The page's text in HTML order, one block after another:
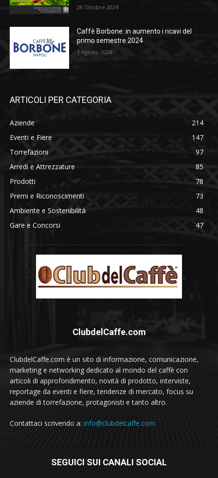
28 Ottobre 2024
Caffè Borbone: in aumento i ricavi del
primo semestre 2024
1 Agosto 2024
ARTICOLI PER CATEGORIA
Aziende
214
Eventi e Fiere
147
Torrefazioni
97
Arredi e Attrezzature
85
Prodotti
78
Premi e Riconoscimenti
73
Ambiente e Sostenibilità
48
Gare e Concorsi
47
ClubdelCaffe.com
ClubdelCaffe.com è un sito di informazione, comunicazione,
marketing e networking dedicato al mondo del caffè con
articoli di approfondimento, novità di prodotto, interviste,
reportage da eventi e fiere, tendenze di mercato, focus su
aziende di torrefazione, protagonisti e tanto altro.
Contattaci scrivendo a: info@clubdelcaffe.com
SEGUICI SUI CANALI SOCIAL